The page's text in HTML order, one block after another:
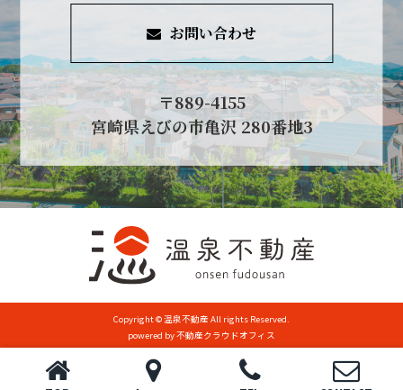
お問い合わせ
〒889-4155
宮崎県えびの市亀沢 280番地3
Copyright © 温泉不動産 All rights Reserved.
powered by 不動産クラウドオフィス